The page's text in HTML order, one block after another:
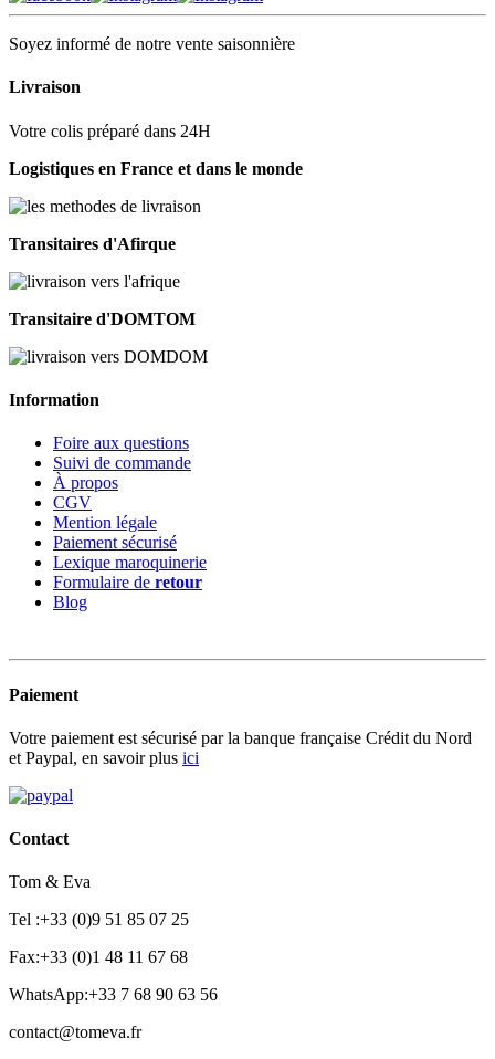
Soyez informé de notre vente saisonnière
Livraison
Votre colis préparé dans 24H
Logistiques en France et dans le monde
Transitaires d'Afirque
Transitaire d'DOMTOM
Information
Foire aux questions
Suivi de commande
À propos
CGV
Mention légale
Paiement sécurisé
Lexique maroquinerie
Formulaire de retour
Blog
Paiement
Votre paiement est sécurisé par la banque française Crédit du Nord
et Paypal, en savoir plus ici
Contact
Tom & Eva
Tel :+33 (0)9 51 85 07 25
Fax:+33 (0)1 48 11 67 68
WhatsApp:+33 7 68 90 63 56
contact@tomeva.fr